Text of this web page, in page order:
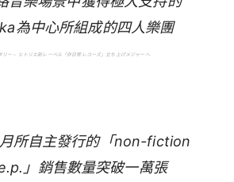
為中心所組成的四人樂團
リー – ヒトリエ新レーベル「非日常レコーズ」立ち上げメジャーへ
所自主發行的「non-fiction
」銷售數量突破一萬張